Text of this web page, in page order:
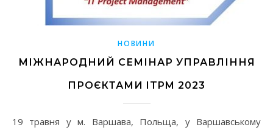
НОВИНИ
МІЖНАРОДНИЙ СЕМІНАР УПРАВЛІННЯ
ПРОЄКТАМИ ITPM 2023
19 травня у м. Варшава, Польща, у Варшавському